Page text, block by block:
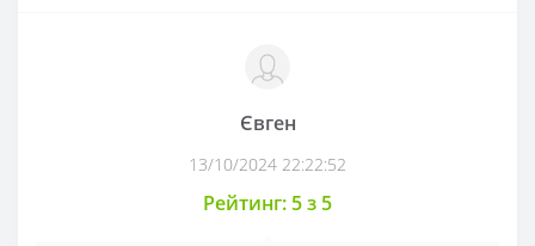
Євген
13/10/2024 22:22:52
Рейтинг: 5 з 5